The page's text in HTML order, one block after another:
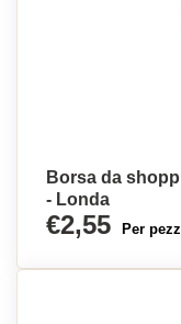
Borsa da
- Londa
€2,55 Per